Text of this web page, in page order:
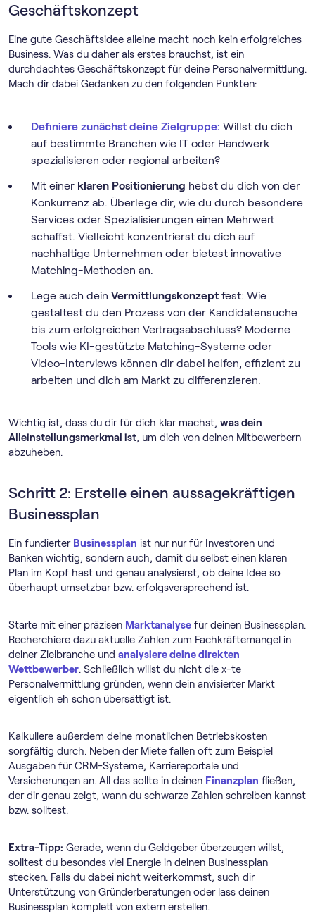
Geschäftskonzept
Eine gute Geschäftsidee alleine macht noch kein erfolgreiches
Business. Was du daher als erstes brauchst, ist ein
durchdachtes Geschäftskonzept für deine Personalvermittlung.
Mach dir dabei Gedanken zu den folgenden Punkten:
Definiere zunächst deine Zielgruppe: Willst du dich
auf bestimmte Branchen wie IT oder Handwerk
spezialisieren oder regional arbeiten?
Mit einer klaren Positionierung hebst du dich von der
Konkurrenz ab. Überlege dir, wie du durch besondere
Services oder Spezialisierungen einen Mehrwert
schaffst. Vielleicht konzentrierst du dich auf
nachhaltige Unternehmen oder bietest innovative
Matching-Methoden an.
Lege auch dein Vermittlungskonzept fest: Wie
gestaltest du den Prozess von der Kandidatensuche
bis zum erfolgreichen Vertragsabschluss? Moderne
Tools wie KI-gestützte Matching-Systeme oder
Video-Interviews können dir dabei helfen, effizient zu
arbeiten und dich am Markt zu differenzieren.
Wichtig ist, dass du dir für dich klar machst, was dein
Alleinstellungsmerkmal ist, um dich von deinen Mitbewerbern
abzuheben.
Schritt 2: Erstelle einen aussagekräftigen
Businessplan
Ein fundierter Businessplan ist nur nur für Investoren und
Banken wichtig, sondern auch, damit du selbst einen klaren
Plan im Kopf hast und genau analysierst, ob deine Idee so
überhaupt umsetzbar bzw. erfolgsversprechend ist.
Starte mit einer präzisen Marktanalyse für deinen Businessplan.
Recherchiere dazu aktuelle Zahlen zum Fachkräftemangel in
deiner Zielbranche und analysiere deine direkten
Wettbewerber. Schließlich willst du nicht die x-te
Personalvermittlung gründen, wenn dein anvisierter Markt
eigentlich eh schon übersättigt ist.
Kalkuliere außerdem deine monatlichen Betriebskosten
sorgfältig durch. Neben der Miete fallen oft zum Beispiel
Ausgaben für CRM-Systeme, Karriereportale und
Versicherungen an. All das sollte in deinen Finanzplan fließen,
der dir genau zeigt, wann du schwarze Zahlen schreiben kannst
bzw. solltest.
Extra-Tipp: Gerade, wenn du Geldgeber überzeugen willst,
solltest du besondes viel Energie in deinen Businessplan
stecken. Falls du dabei nicht weiterkommst, such dir
Unterstützung von Gründerberatungen oder lass deinen
Businessplan komplett von extern erstellen.